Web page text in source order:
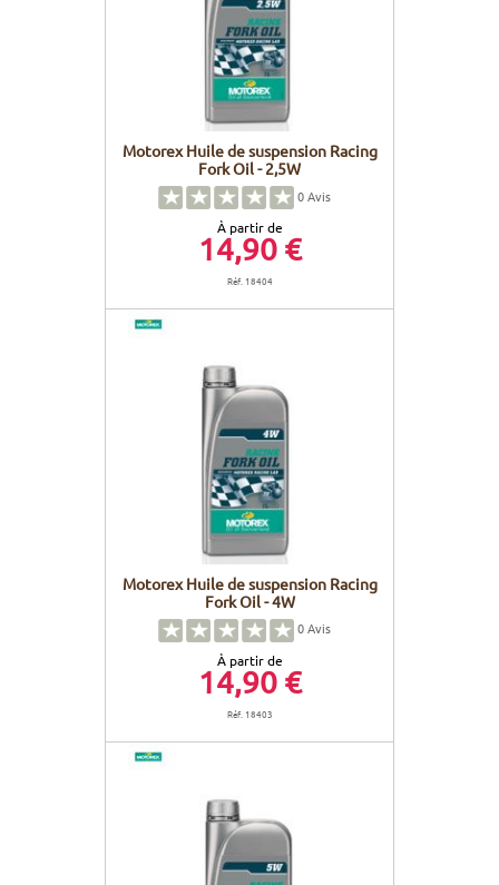
Motorex Huile de suspension Racing
Fork Oil - 2,5W
0Avis
À partir de
14,90 €
Réf. 18404
Motorex Huile de suspension Racing
Fork Oil - 4W
0Avis
À partir de
14,90 €
Réf. 18403